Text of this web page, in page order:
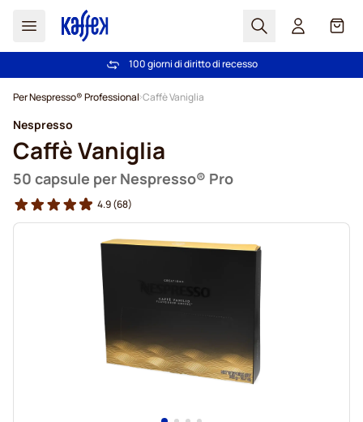
Search
Spedizione Gratuita oltre 49 €
100 giorni di diritto di recesso
Per Nespresso® Professional Caffè Vaniglia
Nespresso
Caffè Vaniglia
50 capsule per Nespresso® Pro
4.9(68)